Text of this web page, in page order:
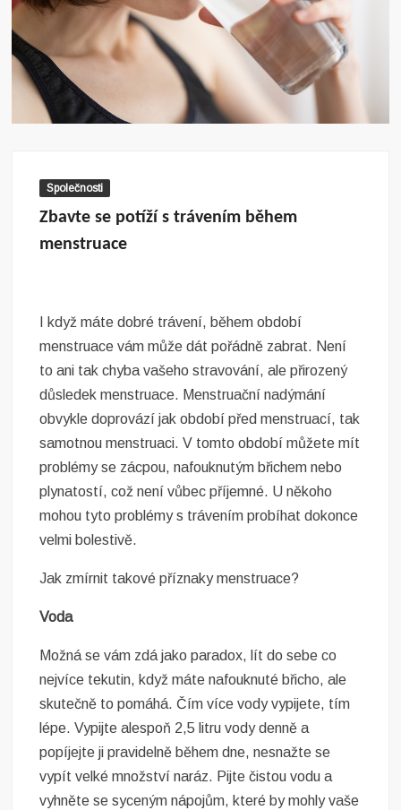
Společnosti
Zbavte se potíží s trávením během
menstruace
I když máte dobré trávení, během období
menstruace vám může dát pořádně zabrat. Není
to ani tak chyba vašeho stravování, ale přirozený
důsledek menstruace. Menstruační nadýmání
obvykle doprovází jak období před menstruací, tak
samotnou menstruaci.V tomto období můžete mít
problémy se zácpou, nafouknutým břichem nebo
plynatostí, což není vůbec příjemné. U někoho
mohou tyto problémy s trávením probíhat dokonce
velmi bolestivě.
Jak zmírnit takové příznaky menstruace?
Voda
Možná se vám zdá jako paradox, lít do sebe co
nejvíce tekutin, když máte nafouknuté břicho, ale
skutečně to pomáhá. Čím více vody vypijete, tím
lépe. Vypijte alespoň 2,5 litru vody denně a
popíjejte ji pravidelně během dne, nesnažte se
vypít velké množství naráz. Pijte čistou vodu a
vyhněte se syceným nápojům, které by mohly vaše